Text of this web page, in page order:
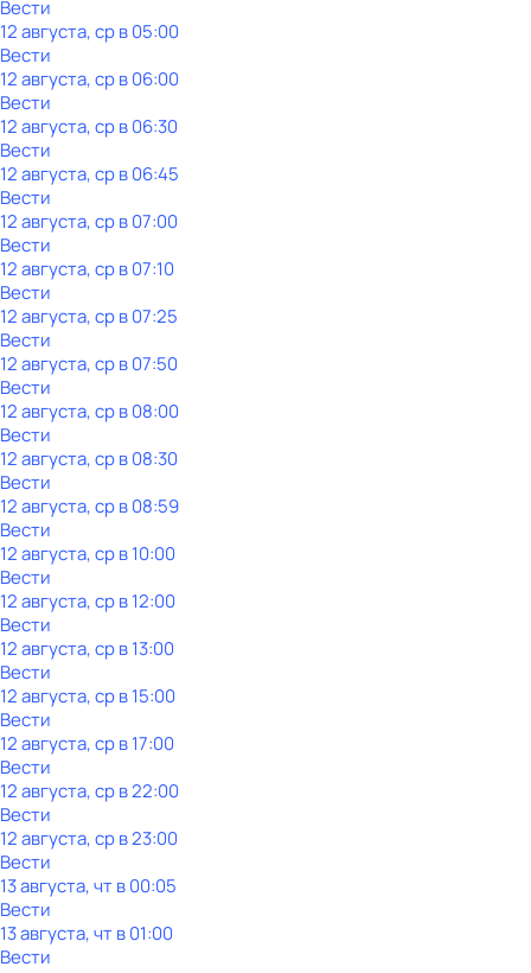
Вести
12 августа, ср в 05:00
Вести
12 августа, ср в 06:00
Вести
12 августа, ср в 06:30
Вести
12 августа, ср в 06:45
Вести
12 августа, ср в 07:00
Вести
12 августа, ср в 07:10
Вести
12 августа, ср в 07:25
Вести
12 августа, ср в 07:50
Вести
12 августа, ср в 08:00
Вести
12 августа, ср в 08:30
Вести
12 августа, ср в 08:59
Вести
12 августа, ср в 10:00
Вести
12 августа, ср в 12:00
Вести
12 августа, ср в 13:00
Вести
12 августа, ср в 15:00
Вести
12 августа, ср в 17:00
Вести
12 августа, ср в 22:00
Вести
12 августа, ср в 23:00
Вести
13 августа, чт в 00:05
Вести
13 августа, чт в 01:00
Вести